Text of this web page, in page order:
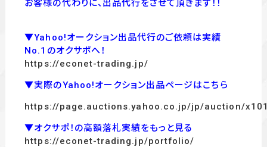
お客様の代わりに、出品代行をさせて頂きます！！
▼Yahoo!オークション出品代行のご依頼は実績
No.1のオクサポへ！
https://econet-trading.jp/
▼実際のYahoo!オークション出品ページはこちら
https://page.auctions.yahoo.co.jp/jp/auction/
▼オクサポ！の高額落札実績をもっと見る
https://econet-trading.jp/portfolio/